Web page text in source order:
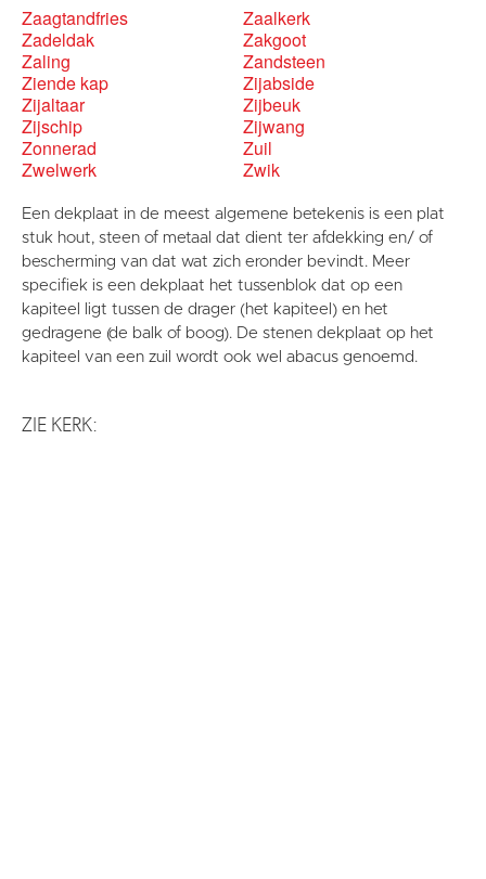
Zaagtandfries
Zaalkerk
Zadeldak
Zakgoot
Zaling
Zandsteen
Ziende kap
Zijabside
Zijaltaar
Zijbeuk
Zijschip
Zijwang
Zonnerad
Zuil
Zwelwerk
Zwik
Een dekplaat in de meest algemene betekenis is een plat
stuk hout, steen of metaal dat dient ter afdekking en/ of
bescherming van dat wat zich eronder bevindt. Meer
specifiek is een dekplaat het tussenblok dat op een
kapiteel ligt tussen de drager (het kapiteel) en het
gedragene (de balk of boog). De stenen dekplaat op het
kapiteel van een zuil wordt ook wel abacus genoemd.
ZIE KERK: